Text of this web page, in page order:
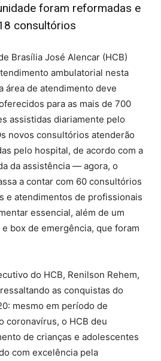
foram reformadas e
consultórios
Brasília José Alencar (HCB)
ambulatorial nesta
área de atendimento deve
para as mais de 700
assistidas diariamente pelo
novos consultórios atenderão
pelo hospital, de acordo com a
da assistência — agora, o
a contar com 60 consultórios
e atendimentos de profissionais
essencial, além de um
box de emergência, que foram
do HCB, Renilson Rehem,
as conquistas do
mesmo em período de
coronavírus, o HCB deu
de crianças e adolescentes
com excelência pela